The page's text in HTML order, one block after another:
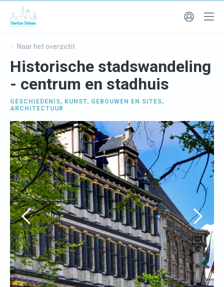
Naar het overzicht
Historische stadswandeling
- centrum en stadhuis
GESCHIEDENIS, KUNST, GEBOUWEN EN SITES,
ARCHITECTUUR